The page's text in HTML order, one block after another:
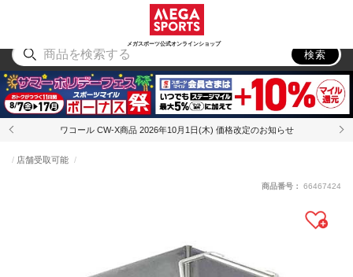
メガスポーツ公式オンラインショップ
アウトドア
検索
ワコール CW-X商品 2026年10月1日(木) 価格改定のお知らせ
店舗受取可能
商品番号： 66467424